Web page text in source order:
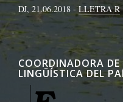
DJ, 21.06.2018 -LLETRA R
COORDINADORA
LINGÜÍSTICA DEL